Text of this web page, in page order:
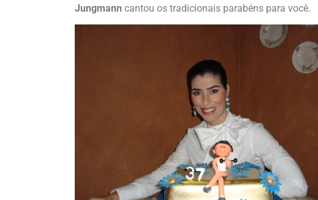
Jungmann cantou os tradicionais parabéns para você.